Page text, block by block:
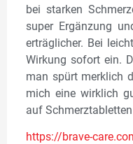
bei starken
super Ergänzung
erträglicher. Bei
Wirkung sofort ein.
man spürt merklich
mich eine wirklich
auf
https://brave-